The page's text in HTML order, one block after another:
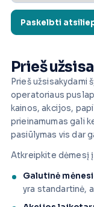
Prieš
Prieš užsisakydami
operatoriaus
kainos, akcijos,
prieinamumas gali
pasiūlymas vis dar
Atkreipkite dėmesį
Galutinė
yra standartinė,